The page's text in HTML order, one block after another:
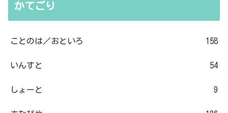
かてごり
ことのは／おといろ 158
いんすと 54
しょーと 9